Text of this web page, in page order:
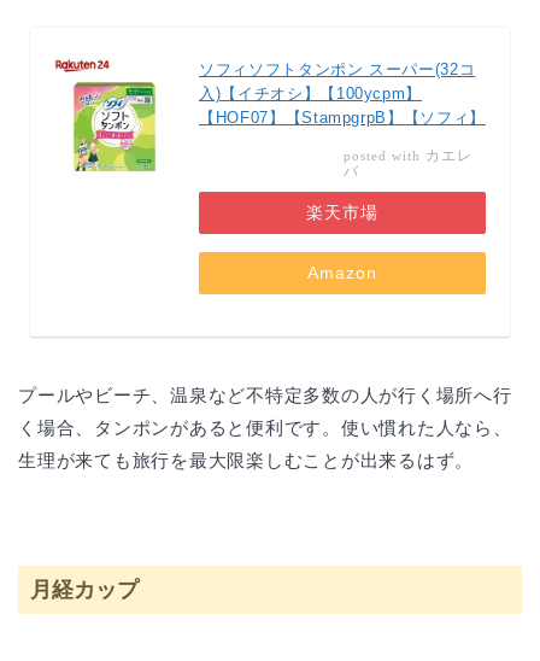
ソフィソフトタンポン スーパー(32コ
入)【イチオシ】【100ycpm】
【HOF07】【StampgrpB】【ソフィ】
posted with カエレ
バ
楽天市場
Amazon
プールやビーチ、温泉など不特定多数の人が行く場所へ行
く場合、タンポンがあると便利です。使い慣れた人なら、
生理が来ても旅行を最大限楽しむことが出来るはず。
月経カップ